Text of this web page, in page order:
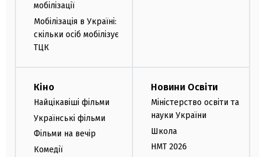
мобілізації
Мобілізація в Україні:
скільки осіб мобілізує
ТЦК
Кіно
Найцікавіші фільми
Українські фільми
Фільми на вечір
Комедії
Новини Освіти
Міністерство освіти та
науки України
Школа
НМТ 2026